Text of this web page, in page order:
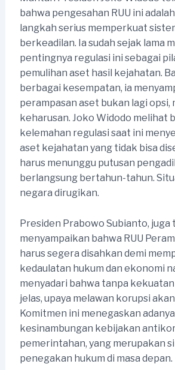
bahwa pengesahan RUU ini
langkah serius memperkuat
berkeadilan. Ia sudah sejak lama
pentingnya regulasi ini sebagai
pemulihan aset hasil kejahatan.
berbagai kesempatan, ia
perampasan aset bukan lagi opsi,
keharusan. Joko Widodo melihat
kelemahan regulasi saat ini
aset kejahatan yang tidak bisa
harus menunggu putusan
berlangsung bertahun-tahun.
negara dirugikan.
Presiden Prabowo Subianto, juga
menyampaikan bahwa RUU
harus segera disahkan demi
kedaulatan hukum dan ekonomi
menyadari bahwa tanpa
jelas, upaya melawan korupsi
Komitmen ini menegaskan adanya
kesinambungan kebijakan
pemerintahan, yang merupakan
penegakan hukum di masa depan.